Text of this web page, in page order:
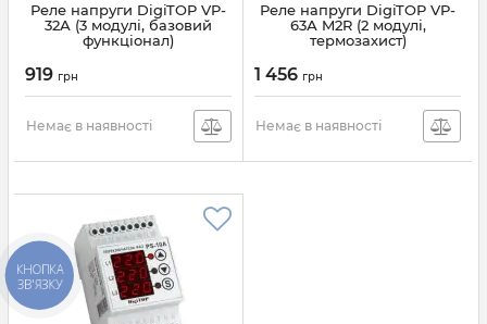
Реле напруги DigiTOP VP-
32А (3 модулі, базовий
функціонал)
919 грн
Немає в наявності
Реле напруги DigiTOP VP-
63А M2R (2 модулі,
термозахист)
1 456 грн
Немає в наявності
КНОПКА
ЗВ'ЯЗКУ